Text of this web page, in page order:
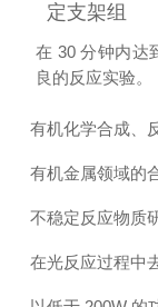
定支架组
在 30 分钟内达
良的反应实验。
有机化学合成、
有机金属领域的
不稳定反应物质
在光反应过程中